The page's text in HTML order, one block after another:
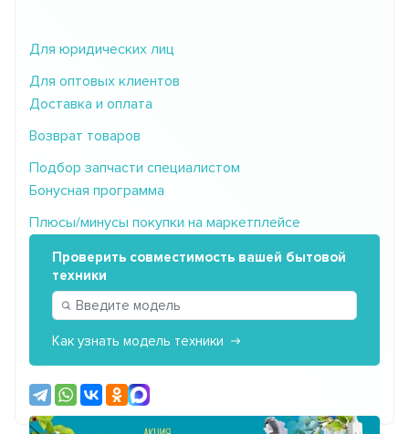
Для юридических лиц
Для оптовых клиентов
Доставка и оплата
Возврат товаров
Подбор запчасти специалистом
Бонусная программа
Плюсы/минусы покупки на маркетплейсе
Проверить совместимость вашей бытовой
техники
Как узнать модель техники